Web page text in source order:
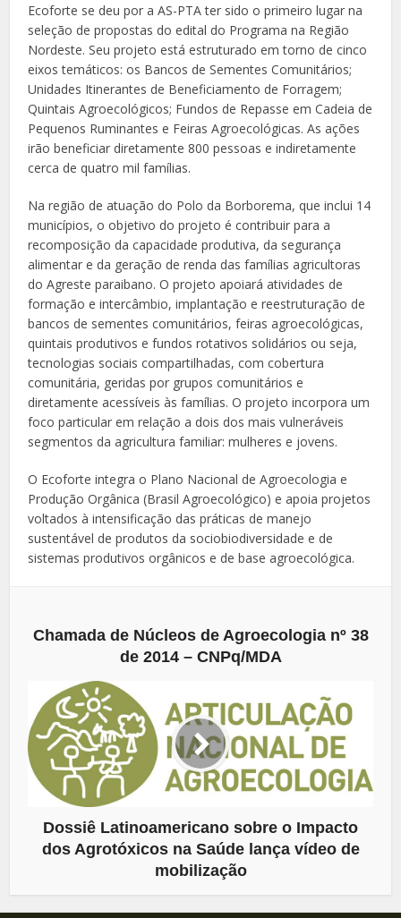
Ecoforte se deu por a AS-PTA ter sido o primeiro lugar na
seleção de propostas do edital do Programa na Região
Nordeste. Seu projeto está estruturado em torno de cinco
eixos temáticos: os Bancos de Sementes Comunitários;
Unidades Itinerantes de Beneficiamento de Forragem;
Quintais Agroecológicos; Fundos de Repasse em Cadeia de
Pequenos Ruminantes e Feiras Agroecológicas. As ações
irão beneficiar diretamente 800 pessoas e indiretamente
cerca de quatro mil famílias.
Na região de atuação do Polo da Borborema, que inclui 14
municípios, o objetivo do projeto é contribuir para a
recomposição da capacidade produtiva, da segurança
alimentar e da geração de renda das famílias agricultoras
do Agreste paraibano. O projeto apoiará atividades de
formação e intercâmbio, implantação e reestruturação de
bancos de sementes comunitários, feiras agroecológicas,
quintais produtivos e fundos rotativos solidários ou seja,
tecnologias sociais compartilhadas, com cobertura
comunitária, geridas por grupos comunitários e
diretamente acessíveis às famílias. O projeto incorpora um
foco particular em relação a dois dos mais vulneráveis
segmentos da agricultura familiar: mulheres e jovens.
O Ecoforte integra o Plano Nacional de Agroecologia e
Produção Orgânica (Brasil Agroecológico) e apoia projetos
voltados à intensificação das práticas de manejo
sustentável de produtos da sociobiodiversidade e de
sistemas produtivos orgânicos e de base agroecológica.
Chamada de Núcleos de Agroecologia nº 38
de 2014 – CNPq/MDA
Dossiê Latinoamericano sobre o Impacto
dos Agrotóxicos na Saúde lança vídeo de
mobilização